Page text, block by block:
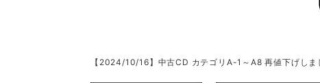
【2024/10/16】中古CD カテゴリA-1～A8 再値下げし